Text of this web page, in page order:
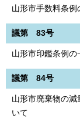
山形市手数料条例
議第 83号
山形市印鑑条例の
議第 84号
山形市廃棄物の
いて